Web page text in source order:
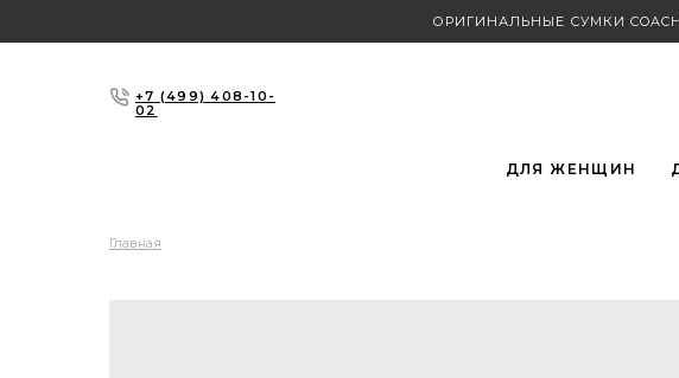
ОРИГИНАЛЬНЫЕ СУМКИ
+7 (499) 408-10-
02
ДЛЯ ЖЕНЩИН
Главная